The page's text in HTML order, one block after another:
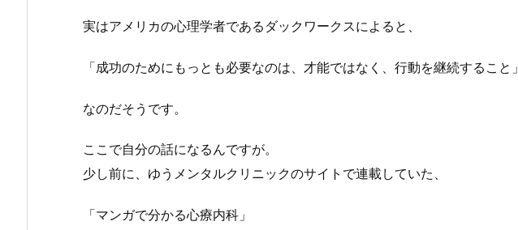
実はアメリカの心理学者であるダックワークスによると、
「成功のためにもっとも必要なのは、才能ではなく、行動を継続すること」
なのだそうです。
ここで自分の話になるんですが。
少し前に、ゆうメンタルクリニックのサイトで連載していた、
「マンガで分かる心療内科」